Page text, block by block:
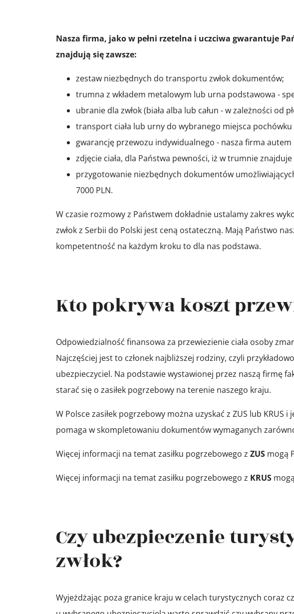
Nasza firma, jako w pełni rzetelna i uczciwa gwarantuje
znajdują się zawsze:
zestaw niezbędnych do transportu zwłok dokumentów;
trumna z wkładem metalowym lub urna podstawowa -
ubranie dla zwłok (biała alba lub całun - w zależności od
transport ciała lub urny do wybranego miejsca pochówku
gwarancję przewozu indywidualnego - nasza firma
zdjęcie ciała, dla Państwa pewności, iż w trumnie
przygotowanie niezbędnych dokumentów
7000 PLN.
W czasie rozmowy z Państwem dokładnie ustalamy zakres
zwłok z Serbii do Polski jest ceną ostateczną. Mają Państwo
kompetentność na każdym kroku to dla nas podstawa.
Kto pokrywa koszt
Odpowiedzialność finansowa za przewiezienie ciała osoby
Najczęściej jest to członek najbliższej rodziny, czyli
ubezpieczyciel. Na podstawie wystawionej przez naszą firmę
starać się o zasiłek pogrzebowy na terenie naszego kraju.
W Polsce zasiłek pogrzebowy można uzyskać z ZUS lub
pomaga w skompletowaniu dokumentów wymaganych
Więcej informacji na temat zasiłku pogrzebowego z ZUS mogą
Więcej informacji na temat zasiłku pogrzebowego z KRUS
Czy ubezpieczenie
zwłok?
Wyjeżdżając poza granice kraju w celach turystycznych coraz